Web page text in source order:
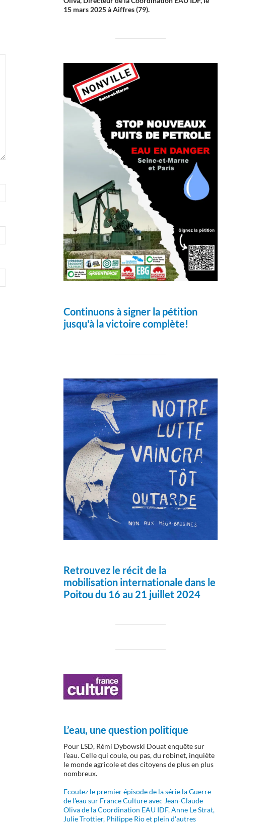
15 mars 2025 à Aiffres (79).
Continuons à signer la pétition
jusqu'à la victoire complète!
Retrouvez le récit de la
mobilisation internationale dans le
Poitou du 16 au 21 juillet 2024
L’eau, une question politique
Pour LSD, Rémi Dybowski Douat enquête sur
l’eau. Celle qui coule, ou pas, du robinet, inquiète
le monde agricole et des citoyens de plus en plus
nombreux.
Ecoutez le premier épisode de la série la Guerre
de l'eau sur France Culture avec Jean-Claude
Oliva de la Coordination EAU IDF, Anne Le Strat,
Julie Trottier, Philippe Rio et plein d'autres